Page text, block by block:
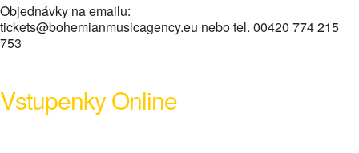
Objednávky na emailu:
tickets@bohemianmusicagency.eu nebo tel. 00420 774 215
753
Vstupenky Online